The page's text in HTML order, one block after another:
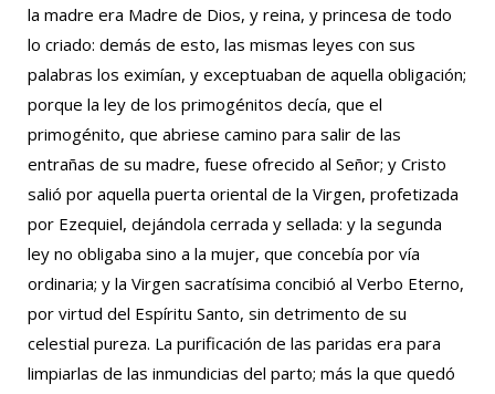
la madre era Madre de Dios, y reina, y princesa de todo
lo criado: demás de esto, las mismas leyes con sus
palabras los eximían, y exceptuaban de aquella obligación;
porque la ley de los primogénitos decía, que el
primogénito, que abriese camino para salir de las
entrañas de su madre, fuese ofrecido al Señor; y Cristo
salió por aquella puerta oriental de la Virgen, profetizada
por Ezequiel, dejándola cerrada y sellada: y la segunda
ley no obligaba sino a la mujer, que concebía por vía
ordinaria; y la Virgen sacratísima concibió al Verbo Eterno,
por virtud del Espíritu Santo, sin detrimento de su
celestial pureza. La purificación de las paridas era para
limpiarlas de las inmundicias del parto; más la que quedó